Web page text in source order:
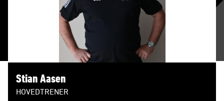
Stian Aasen
HOVEDTRENER